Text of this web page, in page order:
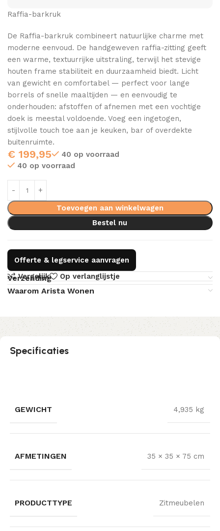
Raffia-barkruk
De Raffia-barkruk combineert natuurlijke charme met
moderne eenvoud. De handgeweven raffia-zitting geeft
een warme, textuurrijke uitstraling, terwijl het stevige
houten frame stabiliteit en duurzaamheid biedt. Licht
van gewicht en comfortabel — perfect voor lange
borrels of snelle maaltijden — en eenvoudig te
onderhouden: afstoffen of afnemen met een vochtige
doek is meestal voldoende. Voeg een ingetogen,
stijlvolle touch toe aan je keuken, bar of overdekte
buitenruimte.
€ 199,95
40 op voorraad
40 op voorraad
Toevoegen aan winkelwagen
Bestel nu
Offerte & legservice aanvragen
Vergelijk
Op verlanglijstje
Verzending
Waarom Arista Wonen
Specificaties
GEWICHT 4,935 kg
AFMETINGEN 35 × 35 × 75 cm
PRODUCTTYPE Zitmeubelen